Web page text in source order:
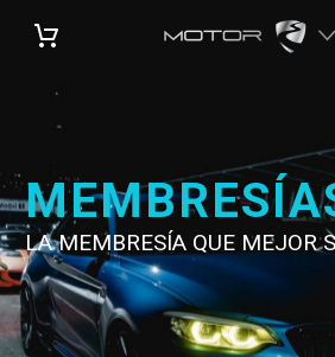
LA MEMBRESÍA QUE MEJOR